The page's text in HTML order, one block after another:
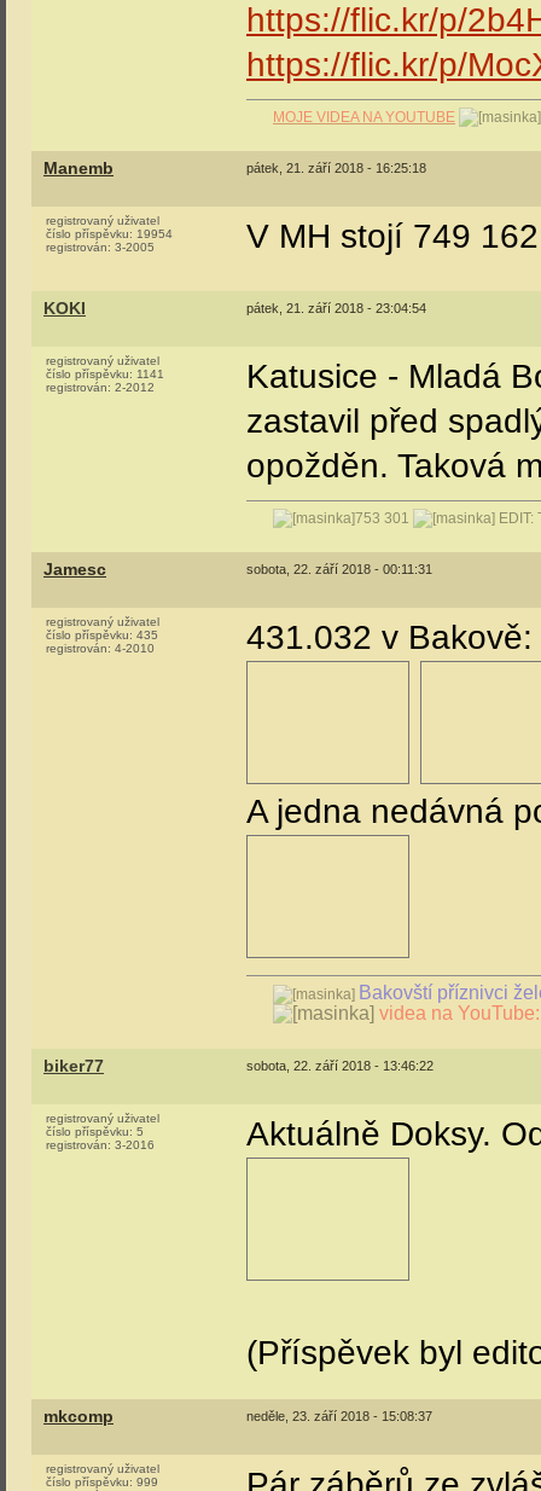
https://flic.kr/p/
https://flic.kr/p/
MOJE VIDEA NA YOUTUBE
Manemb pátek, 21. září 2018 - 16:25:18
registrovaný uživatel
číslo příspěvku: 19954
registrován: 3-2005 V MH stojí 749
KOKI pátek, 21. září 2018 - 23:04:54
registrovaný uživatel
číslo příspěvku: 1141
registrován: 2-2012
Katusice - Mladá
zastavil před
opožděn. Taková
753 301
Jamesc sobota, 22. září 2018 - 00:11:31
registrovaný uživatel
číslo příspěvku: 435
registrován: 4-2010 431.032 v Bakově:
A jedna nedávná
Bakovští příznivci
videa na YouTube:
biker77 sobota, 22. září 2018 - 13:46:22
registrovaný uživatel
číslo příspěvku: 5
registrován: 3-2016 Aktuálně Doksy.
(Příspěvek byl
mkcomp neděle, 23. září 2018 - 15:08:37
registrovaný uživatel
číslo příspěvku: 999